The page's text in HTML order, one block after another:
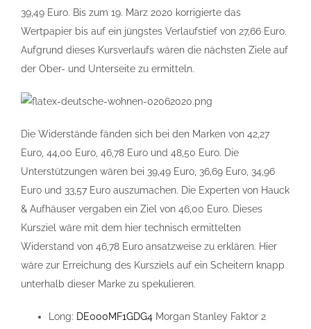
39,49 Euro. Bis zum 19. März 2020 korrigierte das
Wertpapier bis auf ein jüngstes Verlaufstief von 27,66 Euro.
Aufgrund dieses Kursverlaufs wären die nächsten Ziele auf
der Ober- und Unterseite zu ermitteln.
Die Widerstände fänden sich bei den Marken von 42,27
Euro, 44,00 Euro, 46,78 Euro und 48,50 Euro. Die
Unterstützungen wären bei 39,49 Euro, 36,69 Euro, 34,96
Euro und 33,57 Euro auszumachen. Die Experten von Hauck
& Aufhäuser vergaben ein Ziel von 46,00 Euro. Dieses
Kursziel wäre mit dem hier technisch ermittelten
Widerstand von 46,78 Euro ansatzweise zu erklären. Hier
wäre zur Erreichung des Kursziels auf ein Scheitern knapp
unterhalb dieser Marke zu spekulieren.
Long: DE000MF1GDG4 Morgan Stanley Faktor 2